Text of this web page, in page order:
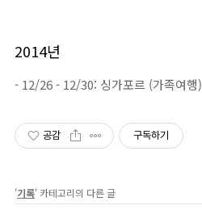
2014년
- 12/26 - 12/30: 싱가포르 (가족여행)
공감 구독하기
'기록' 카테고리의 다른 글